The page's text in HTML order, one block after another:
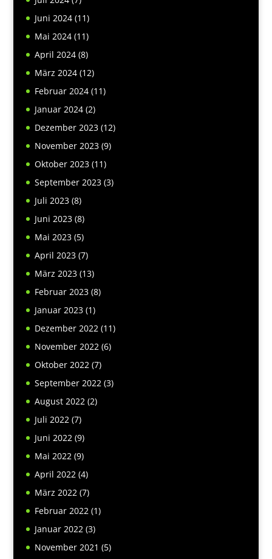
Juni 2024(11)
Mai 2024(11)
April 2024(8)
März 2024(12)
Februar 2024(11)
Januar 2024(2)
Dezember 2023(12)
November 2023(9)
Oktober 2023(11)
September 2023(3)
Juli 2023(8)
Juni 2023(8)
Mai 2023(5)
April 2023(7)
März 2023(13)
Februar 2023(8)
Januar 2023(1)
Dezember 2022(11)
November 2022(6)
Oktober 2022(7)
September 2022(3)
August 2022(2)
Juli 2022(7)
Juni 2022(9)
Mai 2022(9)
April 2022(4)
März 2022(7)
Februar 2022(1)
Januar 2022(3)
November 2021 (5)